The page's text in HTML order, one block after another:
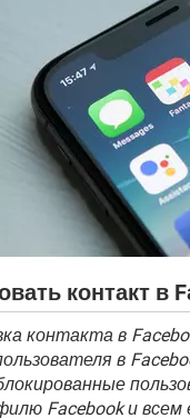
контакт в
контакта в
в
Facebook и